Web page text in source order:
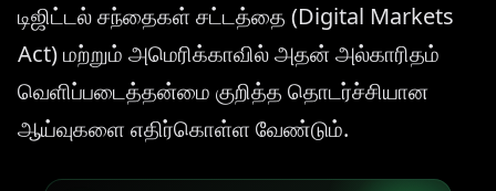
டிஜிட்டல் சந்தைகள் சட்டத்தை (Digital Markets
Act) மற்றும் அமெரிக்காவில் அதன் அல்காரிதம்
வெளிப்படைத்தன்மை குறித்த தொடர்ச்சியான
ஆய்வுகளை எதிர்கொள்ள வேண்டும்.